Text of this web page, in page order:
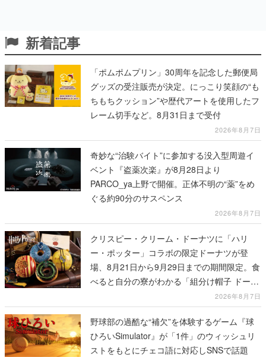
新着記事
「ポムポムプリン」30周年を記念した郵便局
グッズの受注販売が決定。にっこり笑顔の“も
ちもちクッション”や歴代アートを使用したフ
レーム切手など。8月31日まで受付
2026年8月7日
奇妙な“治験バイト”に参加する没入型周遊イ
ベント『盗薬次楽』が8月28日より
PARCO_ya上野で開催。正体不明の“薬”をめ
ぐる約90分のサスペンス
2026年8月7日
クリスピー・クリーム・ドーナツに「ハリ
ー・ポッター」コラボの限定ドーナツが登
場、8月21日から9月29日までの期間限定。食
べると自分の寮がわかる「組分け帽子 ドーナ
ツ」や4種セットの「ホグワーツ ボックス」
も
2026年8月7日
野球部の過酷な“補欠”を体験するゲーム『球
ひろいSimulator』が「1件」のウィッシュリ
ストをもとにチェコ語に対応しSNSで話題